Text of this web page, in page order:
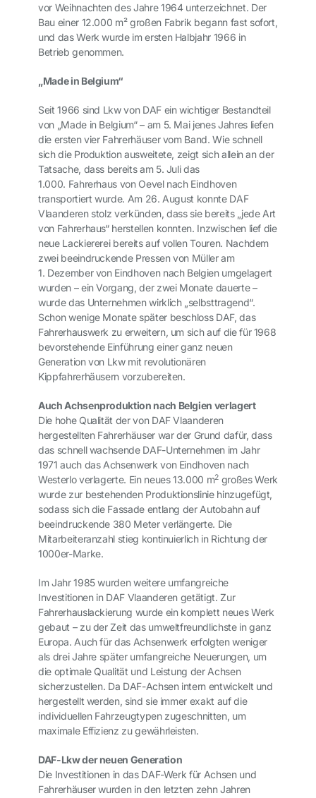
vor Weihnachten des Jahre 1964 unterzeichnet. Der
Bau einer 12.000 m² großen Fabrik begann fast sofort,
und das Werk wurde im ersten Halbjahr 1966 in
Betrieb genommen.
„Made in Belgium“
Seit 1966 sind Lkw von DAF ein wichtiger Bestandteil
von „Made in Belgium“ – am 5. Mai jenes Jahres liefen
die ersten vier Fahrerhäuser vom Band. Wie schnell
sich die Produktion ausweitete, zeigt sich allein an der
Tatsache, dass bereits am 5. Juli das
1.000. Fahrerhaus von Oevel nach Eindhoven
transportiert wurde. Am 26. August konnte DAF
Vlaanderen stolz verkünden, dass sie bereits „jede Art
von Fahrerhaus“ herstellen konnten. Inzwischen lief die
neue Lackiererei bereits auf vollen Touren. Nachdem
zwei beeindruckende Pressen von Müller am
1. Dezember von Eindhoven nach Belgien umgelagert
wurden – ein Vorgang, der zwei Monate dauerte –
wurde das Unternehmen wirklich „selbsttragend“.
Schon wenige Monate später beschloss DAF, das
Fahrerhauswerk zu erweitern, um sich auf die für 1968
bevorstehende Einführung einer ganz neuen
Generation von Lkw mit revolutionären
Kippfahrerhäusern vorzubereiten.
Auch Achsenproduktion nach Belgien verlagert
Die hohe Qualität der von DAF Vlaanderen
hergestellten Fahrerhäuser war der Grund dafür, dass
das schnell wachsende DAF-Unternehmen im Jahr
1971 auch das Achsenwerk von Eindhoven nach
Westerlo verlagerte. Ein neues 13.000 m2 großes Werk
wurde zur bestehenden Produktionslinie hinzugefügt,
sodass sich die Fassade entlang der Autobahn auf
beeindruckende 380 Meter verlängerte. Die
Mitarbeiteranzahl stieg kontinuierlich in Richtung der
1000er-Marke.
Im Jahr 1985 wurden weitere umfangreiche
Investitionen in DAF Vlaanderen getätigt. Zur
Fahrerhauslackierung wurde ein komplett neues Werk
gebaut – zu der Zeit das umweltfreundlichste in ganz
Europa. Auch für das Achsenwerk erfolgten weniger
als drei Jahre später umfangreiche Neuerungen, um
die optimale Qualität und Leistung der Achsen
sicherzustellen. Da DAF-Achsen intern entwickelt und
hergestellt werden, sind sie immer exakt auf die
individuellen Fahrzeugtypen zugeschnitten, um
maximale Effizienz zu gewährleisten.
DAF-Lkw der neuen Generation
Die Investitionen in das DAF-Werk für Achsen und
Fahrerhäuser wurden in den letzten zehn Jahren